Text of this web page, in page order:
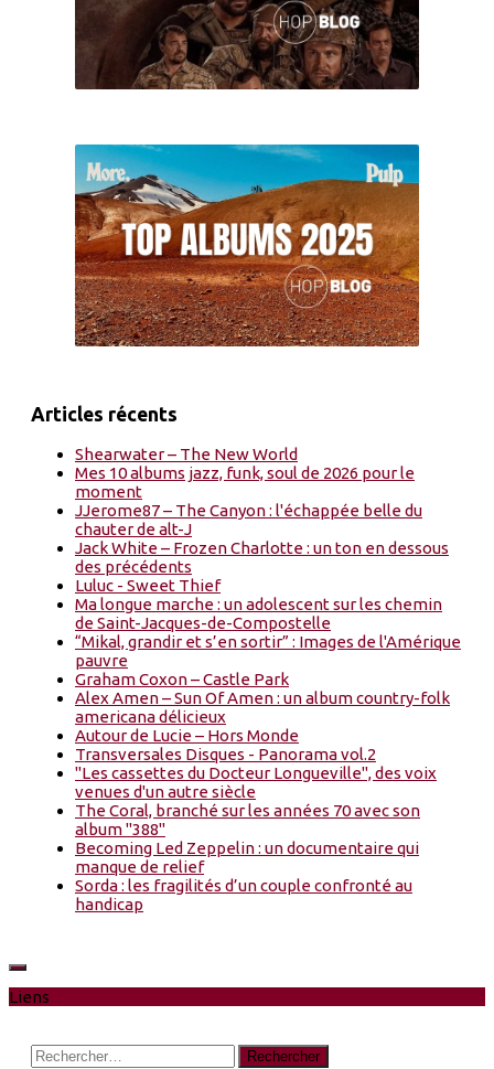
Articles récents
Shearwater – The New World
Mes 10 albums jazz, funk, soul de 2026 pour le
moment
JJerome87 – The Canyon : l'échappée belle du
chauter de alt-J
Jack White – Frozen Charlotte : un ton en dessous
des précédents
Luluc - Sweet Thief
Ma longue marche : un adolescent sur les chemin
de Saint-Jacques-de-Compostelle
“Mikal, grandir et s’en sortir” : Images de l'Amérique
pauvre
Graham Coxon – Castle Park
Alex Amen – Sun Of Amen : un album country-folk
americana délicieux
Autour de Lucie – Hors Monde
Transversales Disques - Panorama vol.2
"Les cassettes du Docteur Longueville", des voix
venues d'un autre siècle
The Coral, branché sur les années 70 avec son
album "388"
Becoming Led Zeppelin : un documentaire qui
manque de relief
Sorda : les fragilités d’un couple confronté au
handicap
Liens
Rechercher :